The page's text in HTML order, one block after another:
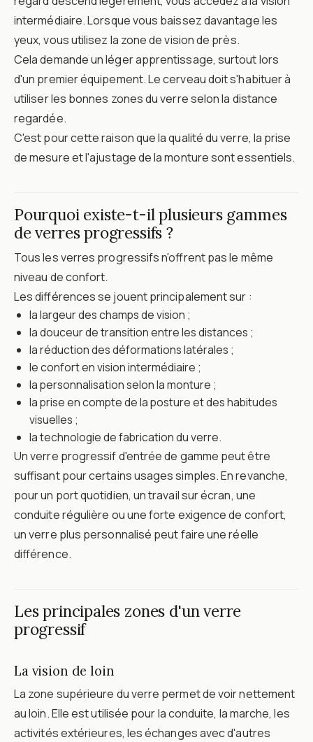
intermédiaire. Lorsque vous baissez davantage les
yeux, vous utilisez la zone de vision de près.
Cela demande un léger apprentissage, surtout lors
d'un premier équipement. Le cerveau doit s'habituer à
utiliser les bonnes zones du verre selon la distance
regardée.
C'est pour cette raison que la qualité du verre, la prise
de mesure et l'ajustage de la monture sont essentiels.
Pourquoi existe-t-il plusieurs gammes
de verres progressifs ?
Tous les verres progressifs n'offrent pas le même
niveau de confort.
Les différences se jouent principalement sur :
la largeur des champs de vision ;
la douceur de transition entre les distances ;
la réduction des déformations latérales ;
le confort en vision intermédiaire ;
la personnalisation selon la monture ;
la prise en compte de la posture et des habitudes
visuelles ;
la technologie de fabrication du verre.
Un verre progressif d'entrée de gamme peut être
suffisant pour certains usages simples. En revanche,
pour un port quotidien, un travail sur écran, une
conduite régulière ou une forte exigence de confort,
un verre plus personnalisé peut faire une réelle
différence.
Les principales zones d'un verre
progressif
La vision de loin
La zone supérieure du verre permet de voir nettement
au loin. Elle est utilisée pour la conduite, la marche, les
activités extérieures, les échanges avec d'autres